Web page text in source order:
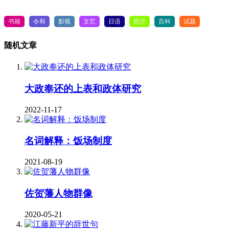
书籍 令和 影视 文艺 日语 照片 百科 试题
随机文章
大政奉还的上表和政体研究
2022-11-17
名词解释：饭场制度
2021-08-19
佐贺藩人物群像
2020-05-21